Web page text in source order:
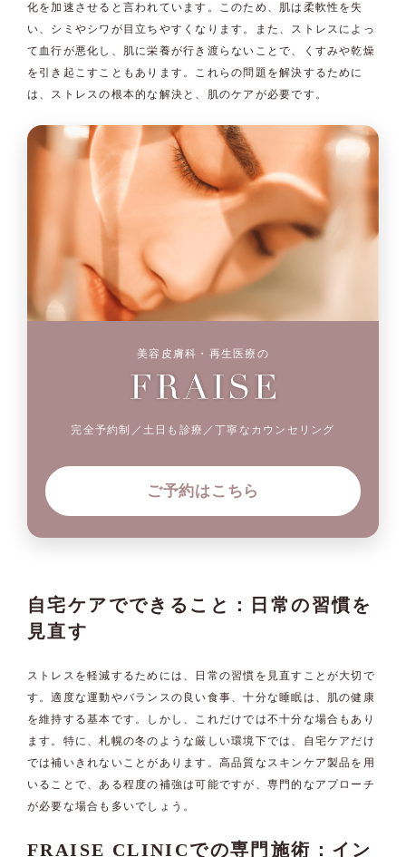
化を加速させると言われています。このため、肌は柔軟性を失
い、シミやシワが目立ちやすくなります。また、ストレスによっ
て血行が悪化し、肌に栄養が行き渡らないことで、くすみや乾燥
を引き起こすこともあります。これらの問題を解決するために
は、ストレスの根本的な解決と、肌のケアが必要です。
美容皮膚科・再生医療の
完全予約制／土日も診療／丁寧なカウンセリング
ご予約はこちら
自宅ケアでできること：日常の習慣を
見直す
ストレスを軽減するためには、日常の習慣を見直すことが大切で
す。適度な運動やバランスの良い食事、十分な睡眠は、肌の健康
を維持する基本です。しかし、これだけでは不十分な場合もあり
ます。特に、札幌の冬のような厳しい環境下では、自宅ケアだけ
では補いきれないことがあります。高品質なスキンケア製品を用
いることで、ある程度の補強は可能ですが、専門的なアプローチ
が必要な場合も多いでしょう。
FRAISE CLINICでの専門施術：イン